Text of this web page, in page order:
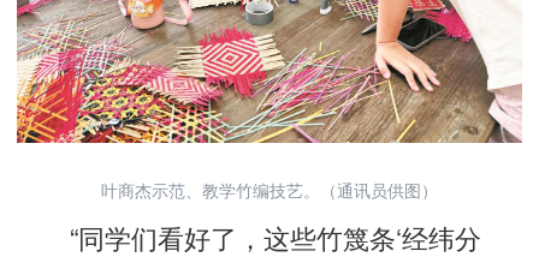
叶商杰示范、教学竹编技艺。（通讯员供图）
“同学们看好了，这些竹篾条‘经纬分